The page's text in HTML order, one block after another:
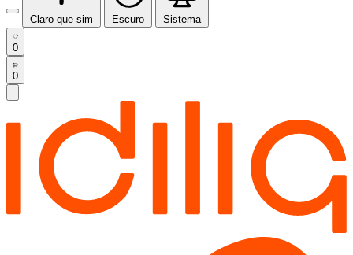
Claro que sim Escuro Sistema
0
0